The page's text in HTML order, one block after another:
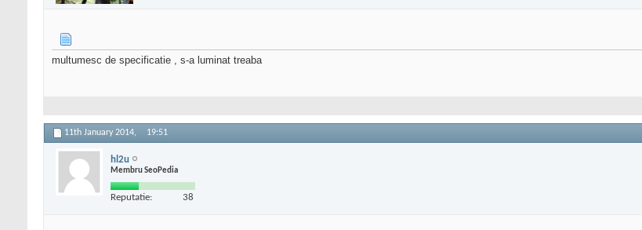
multumesc de specificatie , s-a luminat treaba
11th January 2014, 19:51
hl2u
Membru SeoPedia
Reputatie: 38